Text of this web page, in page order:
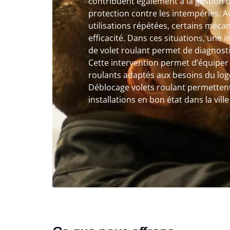
protection contre les intempéries.
utilisations répétées, certains
efficacité. Dans ces situations, une
de volet roulant permet de
Cette intervention permet
roulants adaptés aux besoins du
Déblocage volets roulant
installations en bon état dans la